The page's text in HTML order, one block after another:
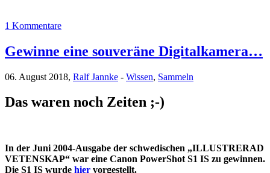
1 Kommentare
Gewinne eine souveräne Digitalkamera…
06. August 2018, Ralf Jannke - Wissen, Sammeln
Das waren noch Zeiten ;-)
In der Juni 2004-Ausgabe der schwedischen „ILLUSTRERAD
VETENSKAP“ war eine Canon PowerShot S1 IS zu gewinnen.
Die S1 IS wurde hier vorgestellt.